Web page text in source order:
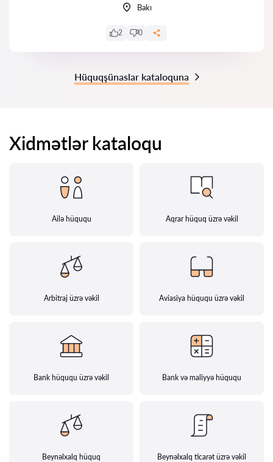
Bakı
2 0
Hüquqşünaslar kataloquna
Xidmətlər kataloqu
Ailə hüququ Aqrar hüquq üzrə vəkil
Arbitraj üzrə vəkil Aviasiya hüququ üzrə vəkil
Bank hüququ üzrə vəkil Bank və maliyyə hüququ
Beynəlxalq hüquq Beynəlxalq ticarət üzrə vəkil